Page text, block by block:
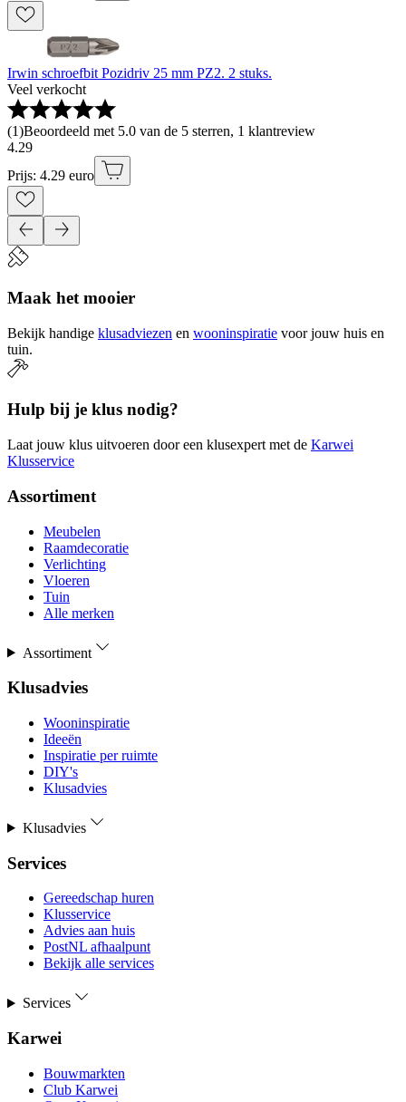
Irwin schroefbit Pozidriv 25 mm PZ2. 2 stuks.
Veel verkocht
(1)Beoordeeld met 5.0 van de 5 sterren, 1 klantreview
4.29
Prijs: 4.29 euro
Maak het mooier
Bekijk handige klusadviezen en wooninspiratie voor jouw huis en
tuin.
Hulp bij je klus nodig?
Laat jouw klus uitvoeren door een klusexpert met de Karwei
Klusservice
Assortiment
Meubelen
Raamdecoratie
Verlichting
Vloeren
Tuin
Alle merken
Assortiment
Klusadvies
Wooninspiratie
Ideeën
Inspiratie per ruimte
DIY's
Klusadvies
Klusadvies
Services
Gereedschap huren
Klusservice
Advies aan huis
PostNL afhaalpunt
Bekijk alle services
Services
Karwei
Bouwmarkten
Club Karwei